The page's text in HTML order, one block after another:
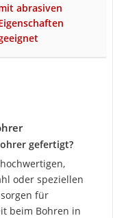
abrasiven
gefertigt?
oder speziellen
für
beim Bohren in